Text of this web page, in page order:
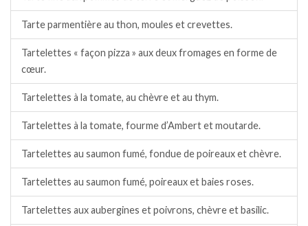
Tarte parmentière au thon, moules et crevettes.
Tartelettes « façon pizza » aux deux fromages en forme de
cœur.
Tartelettes à la tomate, au chèvre et au thym.
Tartelettes à la tomate, fourme d’Ambert et moutarde.
Tartelettes au saumon fumé, fondue de poireaux et chèvre.
Tartelettes au saumon fumé, poireaux et baies roses.
Tartelettes aux aubergines et poivrons, chèvre et basilic.